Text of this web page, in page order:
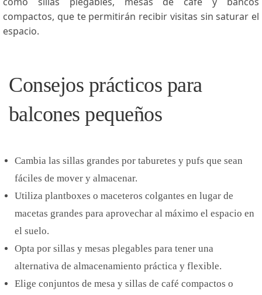
compactos, que te permitirán recibir ⁤visitas sin‍ saturar el
espacio.‍
Consejos prácticos para
⁢balcones pequeños
Cambia las ⁣sillas grandes por ‌taburetes y pufs que sean
fáciles de mover y almacenar.
Utiliza plantboxes o maceteros colgantes en lugar de
macetas grandes para aprovechar al máximo el espacio en
el suelo.
Opta por sillas y mesas plegables para ‍tener una
alternativa de almacenamiento práctica y flexible.
Elige conjuntos de mesa y sillas de café compactos o